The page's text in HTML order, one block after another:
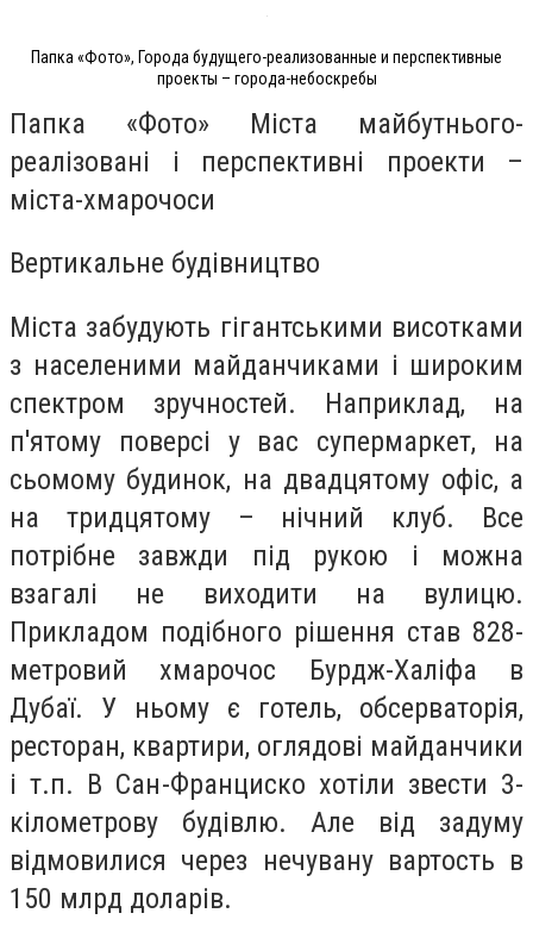
Папка «Фото», Города будущего-реализованные и перспективные
проекты – города-небоскребы
Папка «Фото» Міста майбутнього-
реалізовані і перспективні проекти –
міста-хмарочоси
Вертикальне будівництво
Міста забудують гігантськими висотками
з населеними майданчиками і широким
спектром зручностей. Наприклад, на
п'ятому поверсі у вас супермаркет, на
сьомому будинок, на двадцятому офіс, а
на тридцятому – нічний клуб. Все
потрібне завжди під рукою і можна
взагалі не виходити на вулицю.
Прикладом подібного рішення став 828-
метровий хмарочос Бурдж-Халіфа в
Дубаї. У ньому є готель, обсерваторія,
ресторан, квартири, оглядові майданчики
і т.п. В Сан-Франциско хотіли звести 3-
кілометрову будівлю. Але від задуму
відмовилися через нечувану вартость в
150 млрд доларів.